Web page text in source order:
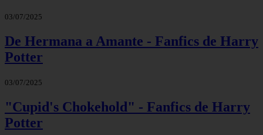
03/07/2025
De Hermana a Amante - Fanfics de Harry
Potter
03/07/2025
"Cupid's Chokehold" - Fanfics de Harry
Potter